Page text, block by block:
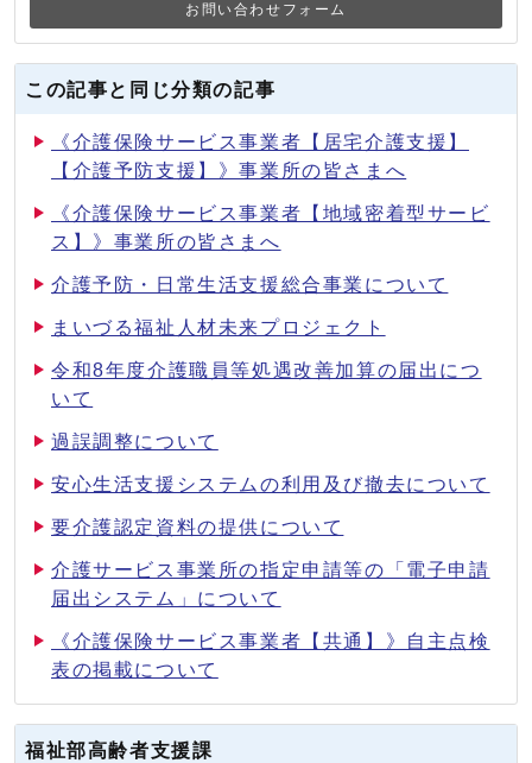
お問い合わせフォーム
この記事と同じ分類の記事
《介護保険サービス事業者【居宅介護支援】
【介護予防支援】》事業所の皆さまへ
《介護保険サービス事業者【地域密着型サービ
ス】》事業所の皆さまへ
介護予防・日常生活支援総合事業について
まいづる福祉人材未来プロジェクト
令和8年度介護職員等処遇改善加算の届出につ
いて
過誤調整について
安心生活支援システムの利用及び撤去について
要介護認定資料の提供について
介護サービス事業所の指定申請等の「電子申請
届出システム」について
《介護保険サービス事業者【共通】》自主点検
表の掲載について
福祉部高齢者支援課